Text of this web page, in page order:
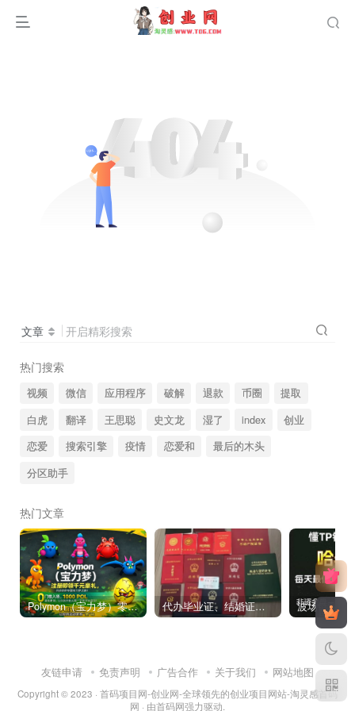
文章 开启精彩搜索
热门搜索
视频 微信 应用程序 破解 退款 币圈
提取
白虎
翻译 王思聪 史文龙 湿了 index
创业
恋爱
搜索引擎 疫情 恋爱和
最后的木头
分区助手
热门文章
Polymon（宝力梦）零撸链游天花板，稳定收益，轻松变现，今日全球首发！ 代办毕业证、结婚证、房产证、不动产权证书、离婚证、中专/大专/高中
友链申请 免责声明 广告合作 关于我们 网站地图
Copyright © 2023 · 首码项目网-创业网-全球领先的创业项目网站-淘灵感首码
网 · 由首码网强力驱动.